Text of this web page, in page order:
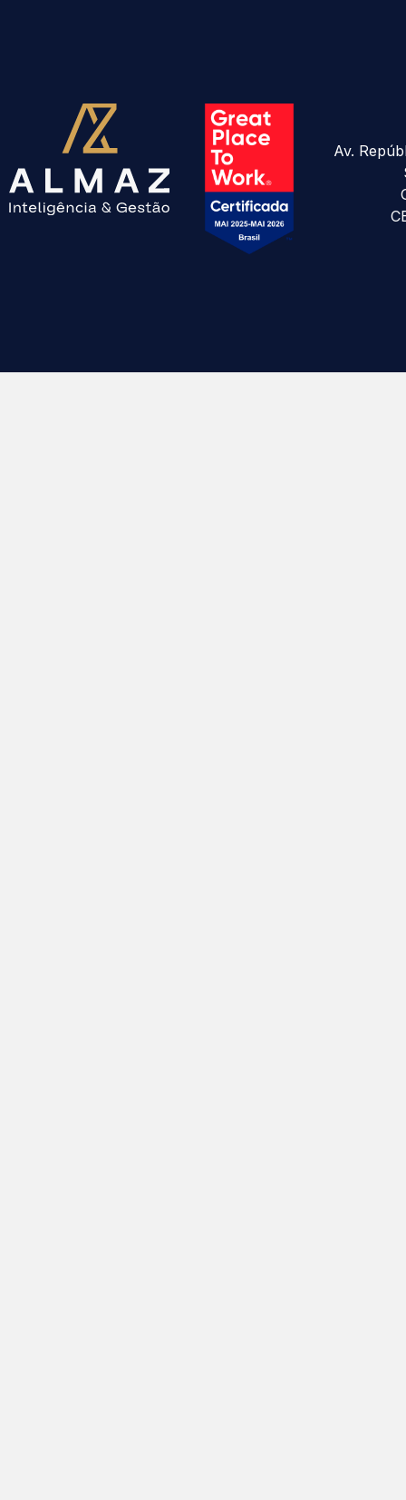
Av.